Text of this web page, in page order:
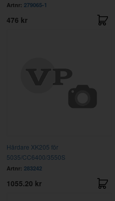
Artnr: 279065-1
476 kr
Härdare XK205 för
5035/CC6400/3550S
Artnr: 283242
1055.20 kr